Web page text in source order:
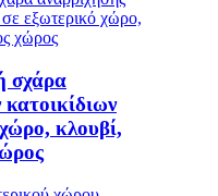
σχάρα
κλουβί,